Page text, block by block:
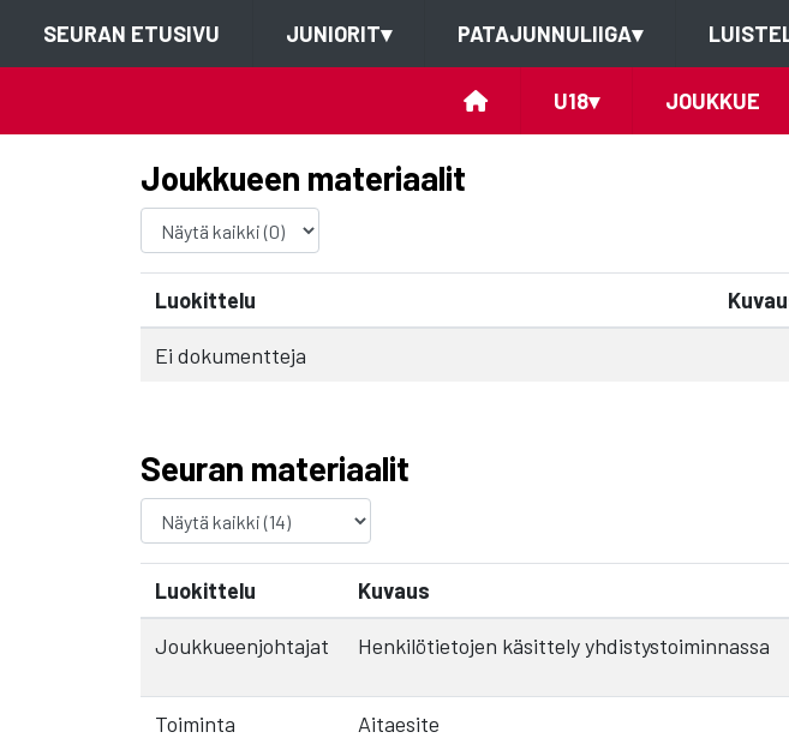
SEURAN ETUSIVU JUNIORIT▾ PATAJUNNULIIGA▾
U18▾ JOUKKUE
Joukkueen materiaalit
Luokittelu
Ei dokumentteja
Seuran materiaalit
Luokittelu Kuvaus
Joukkueenjohtajat Henkilötietojen käsittely yhdistystoiminnassa
Toiminta Aitaesite